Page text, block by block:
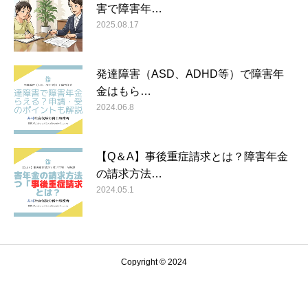
害で障害年…
2025.08.17
発達障害（ASD、ADHD等）で障害年
金はもら…
2024.06.8
【Q＆A】事後重症請求とは？障害年金
の請求方法…
2024.05.1
Copyright © 2024